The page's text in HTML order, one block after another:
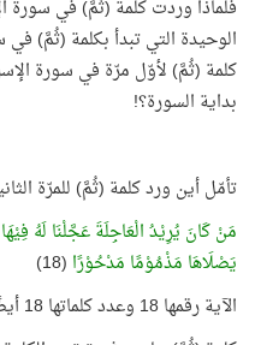
بداية السورة؟!
تأمّل أين ورد كلمة (ثُمَّ) للمرّة
مَنْ كَانَ يُرِيْدُ الْعَاجِلَةَ عَجَّلْنَا لَهُ
يَصْلَاهَا مَذْمُوْمًا مَدْحُوْرًا (18)
الآية رقمها 18 وعدد كلماتها 18 أيضًا، وهذا العدد = 6 + 6 + 6